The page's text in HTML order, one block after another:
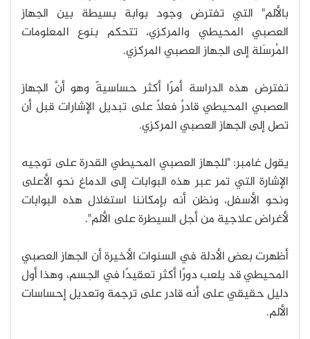
بالألم" التي تفترض وجود بوابة بسيطة بين الجهاز
العصبي المحيطي والمركزي، تتحكم بنوع المعلومات
المُرسَلة إلى الجهاز العصبي المركزي.
تفترض هذه الدراسة أمرًا أكثر حساسيةً وهو أنَّ الجهاز
العصبي المحيطي قادرٌ فعلًا على تبديل الإشارات قبل أن
تصل إلى الجهاز العصبي المركزي.
يقول غامبر: "للجهاز العصبي المحيطي القدرة على توجيه
الإشارة التي تمر عبر هذه البوابات إلى الدماغ نحو الأعلى
ونحو الأسفل، ونظن أنه بإمكاننا استغلال هذه البوابات
لأغراض علاجية من أجل السيطرة على الألم".
أظهرت بعض الأدلة في السنوات الأخيرة أن الجهاز العصبي
المحيطي قد يلعب دورًا أكثر تعقيدًا في الجسم، وهذا أول
دليل حقيقي على أنه قادر على ترجمة وتعديل إحساسات
الألم.